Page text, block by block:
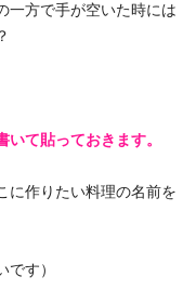
一方で手が空いた時には
いて貼っておきます。
に作りたい料理の名前を
す）